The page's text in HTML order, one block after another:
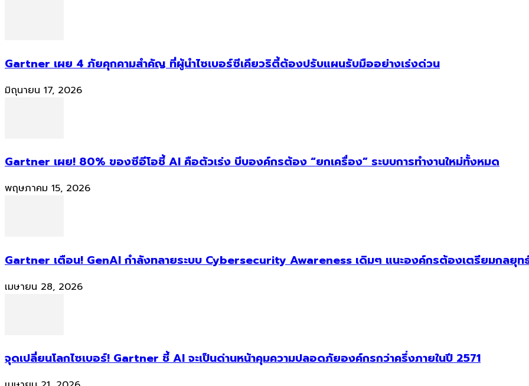
Gartner เผย 4 ภัยคุกคามสำคัญ ที่ผู้นำไซเบอร์ซีเคียวริตี้ต้องปรับแผนรับมืออย่างเร่งด่วน
มิถุนายน 17, 2026
Gartner เผย! 80% ของซีอีโอชี้ AI คือตัวเร่ง บีบองค์กรต้อง “ยกเครื่อง” ระบบการทำงานใหม่ทั้งหมด
พฤษภาคม 15, 2026
Gartner เตือน! GenAI กำลังทลายระบบ Cybersecurity Awareness เดิมๆ แนะองค์กรต้องเตรียมกลยุท
เมษายน 28, 2026
จุดเปลี่ยนโลกไซเบอร์! Gartner ชี้ AI จะเป็นด่านหน้าคุมความปลอดภัยองค์กรกว่าครึ่งภายในปี 2571